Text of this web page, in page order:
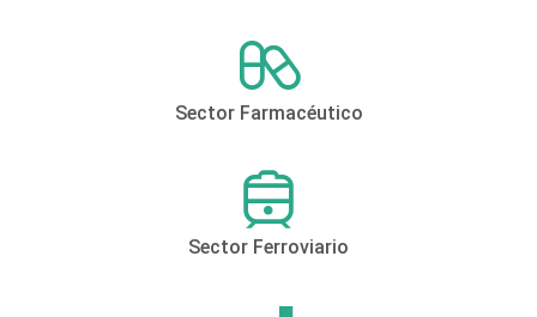
Sector Farmacéutico
Sector Ferroviario